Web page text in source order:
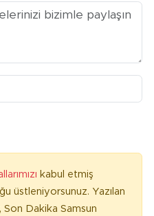
kabul etmiş
üstleniyorsunuz. Yazılan
Dakika Samsun